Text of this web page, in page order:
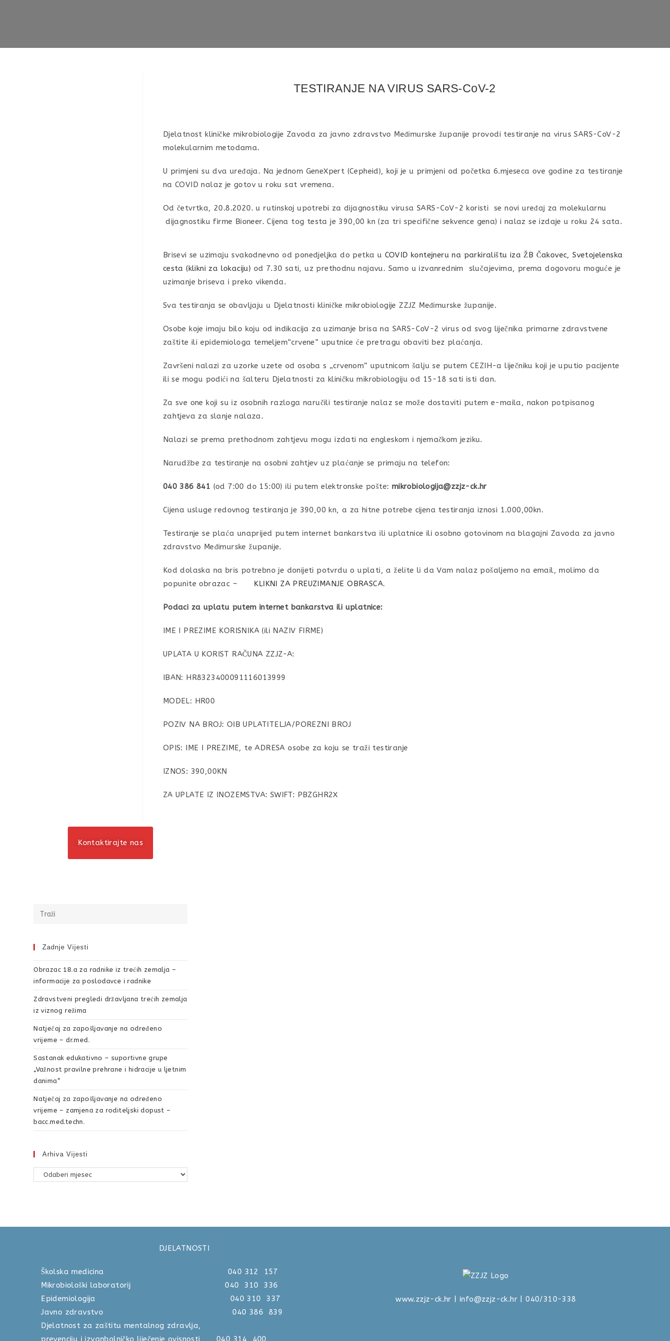
TESTIRANJE NA VIRUS SARS-CoV-2
​Djelatnost kliničke mikrobiologije Zavoda za javno zdravstvo Međimurske županije provodi testiranje na virus SARS-CoV-2
molekularnim metodama.
U primjeni su dva uređaja. Na jednom GeneXpert (Cepheid), koji je u primjeni od početka 6.mjeseca ove godine za testiranje
na COVID nalaz je gotov u roku sat vremena.
Od četvrtka, 20.8.2020. u rutinskoj upotrebi za dijagnostiku virusa SARS-CoV-2 koristi se novi uređaj za molekularnu
dijagnostiku firme Bioneer. Cijena tog testa je 390,00 kn (za tri specifične sekvence gena) i nalaz se izdaje u roku 24 sata.
Brisevi se uzimaju svakodnevno od ponedjeljka do petka u COVID kontejneru na parkiralištu iza ŽB Čakovec, Svetojelenska
cesta (klikni za lokaciju) od 7.30 sati, uz prethodnu najavu. Samo u izvanrednim slučajevima, prema dogovoru moguće je
uzimanje briseva i preko vikenda.
Sva testiranja se obavljaju u Djelatnosti kliničke mikrobiologije ZZJZ Međimurske županije.
Osobe koje imaju bilo koju od indikacija za uzimanje brisa na SARS-CoV-2 virus od svog liječnika primarne zdravstvene
zaštite ili epidemiologa temeljem“crvene” uputnice će pretragu obaviti bez plaćanja.
Završeni nalazi za uzorke uzete od osoba s „crvenom“ uputnicom šalju se putem CEZIH-a liječniku koji je uputio pacijente
ili se mogu podići na šalteru Djelatnosti za kliničku mikrobiologiju od 15-18 sati isti dan.
Za sve one koji su iz osobnih razloga naručili testiranje nalaz se može dostaviti putem e-maila, nakon potpisanog
zahtjeva za slanje nalaza.
Nalazi se prema prethodnom zahtjevu mogu izdati na engleskom i njemačkom jeziku.
Narudžbe za testiranje na osobni zahtjev uz plaćanje se primaju na telefon:
040 386 841 (od 7:00 do 15:00) ili putem elektronske pošte: mikrobiologija@zzjz-ck.hr
Cijena usluge redovnog testiranja je 390,00 kn, a za hitne potrebe cijena testiranja iznosi 1.000,00kn.
Testiranje se plaća unaprijed putem internet bankarstva ili uplatnice ili osobno gotovinom na blagajni Zavoda za javno
zdravstvo Međimurske županije.
Kod dolaska na bris potrebno je donijeti potvrdu o uplati, a želite li da Vam nalaz pošaljemo na email, molimo da
popunite obrazac –
KLIKNI ZA PREUZIMANJE OBRASCA.
Podaci za uplatu putem internet bankarstva ili uplatnice:
IME I PREZIME KORISNIKA (ili NAZIV FIRME)
UPLATA U KORIST RAČUNA ZZJZ-A:
IBAN: HR8323400091116013999
MODEL: HR00
POZIV NA BROJ: OIB UPLATITELJA/POREZNI BROJ
OPIS: IME I PREZIME, te ADRESA osobe za koju se traži testiranje
IZNOS: 390,00KN
ZA UPLATE IZ INOZEMSTVA: SWIFT: PBZGHR2X
Kontaktirajte nas
Zadnje Vijesti
Obrazac 18.a za radnike iz trećih zemalja –
informacije za poslodavce i radnike
Zdravstveni pregledi državljana trećih zemalja
iz viznog režima
Natječaj za zapošljavanje na određeno
vrijeme – dr.med.
Sastanak edukativno – suportivne grupe
„Važnost pravilne prehrane i hidracije u ljetnim
danima“
Natječaj za zapošljavanje na određeno
vrijeme – zamjena za roditeljski dopust –
bacc.med.techn.
Arhiva Vijesti
DJELATNOSTI
Školska medicina 040 312 157
Mikrobiološki laboratorij 040 310 336
Epidemiologija 040 310 337
Javno zdravstvo 040 386 839
Djelatnost za zaštitu mentalnog zdravlja,
prevenciju i izvanbolničko liječenje ovisnosti 040 314 400
www.zzjz-ck.hr info@zzjz-ck.hr | 040/310-338